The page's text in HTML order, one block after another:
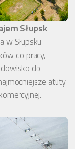
Słupsk
w Słupsku
do pracy,
do
atuty